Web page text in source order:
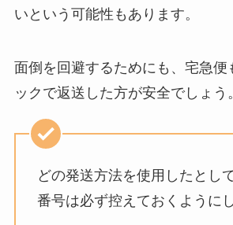
いという可能性もあります。
面倒を回避するためにも、宅急便
ックで返送した方が安全でしょう。
どの発送方法を使用したとし
番号は必ず控えておくように